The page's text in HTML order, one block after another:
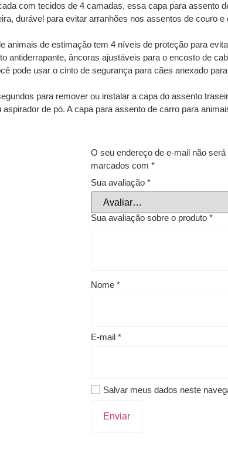
com tecidos de 4 camadas, essa capa para assento
durável para evitar arranhões nos assentos de couro
animais de estimação tem 4 níveis de proteção para
antiderrapante, âncoras ajustáveis para o encosto de
pode usar o cinto de segurança para cães anexado
para remover ou instalar a capa do assento
de pó. A capa para assento de carro para
O seu endereço de e-mail não será
marcados com*
Sua avaliação*
Sua avaliação sobre o produto*
Nome*
E-mail*
Salvar meus dados neste